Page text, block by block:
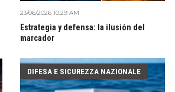
23/06/2026 10:29 AM
Estrategia y defensa: la ilusión del
marcador
DIFESA E SICUREZZA NAZIONALE